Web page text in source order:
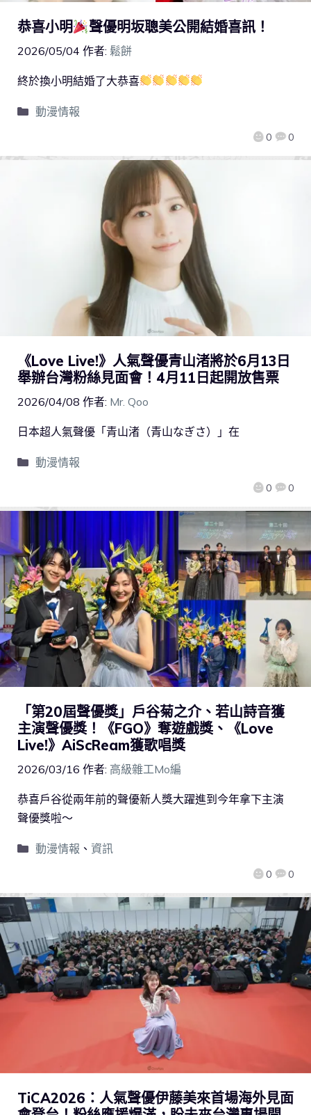
恭喜小明 聲優明坂聰美公開結婚喜訊！
2026/05/04 作者: 鬆餅
0 0
終於換小明結婚了大恭喜
動漫情報
《Love Live!》人氣聲優青山渚將於6月13日
舉辦台灣粉絲見面會！4月11日起開放售票
2026/04/08 作者: Mr. Qoo
0 0
日本超人氣聲優「青山渚（青山なぎさ）」在
動漫情報
「第20屆聲優獎」戶谷菊之介、若山詩音獲
主演聲優獎！《FGO》奪遊戲獎、《Love
Live!》AiScReam獲歌唱獎
2026/03/16 作者: 高級雜工Mo編
0 0
恭喜戶谷從兩年前的聲優新人獎大躍進到今年拿下主演
聲優獎啦～
動漫情報 、 資訊
TiCA2026：人氣聲優伊藤美來首場海外見面